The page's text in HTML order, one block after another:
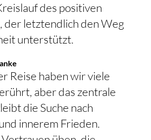
des positiven
der letztendlich den Weg
unterstützt.
Reise haben wir viele
aber das zentrale
die Suche nach
innerem Frieden.